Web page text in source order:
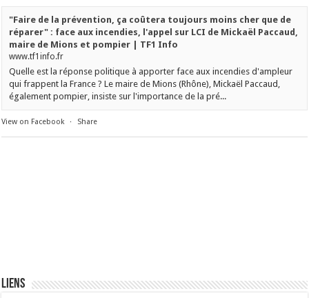
"Faire de la prévention, ça coûtera toujours moins cher que de
réparer" : face aux incendies, l'appel sur LCI de Mickaël Paccaud,
maire de Mions et pompier | TF1 Info
www.tf1info.fr
Quelle est la réponse politique à apporter face aux incendies d'ampleur
qui frappent la France ? Le maire de Mions (Rhône), Mickaël Paccaud,
également pompier, insiste sur l'importance de la pré...
View on Facebook · Share
Liens